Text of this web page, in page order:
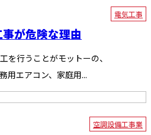
電気工事
が危険な理由
を行うことがモットーの、
用エアコン、家庭用...
空調設備工事業